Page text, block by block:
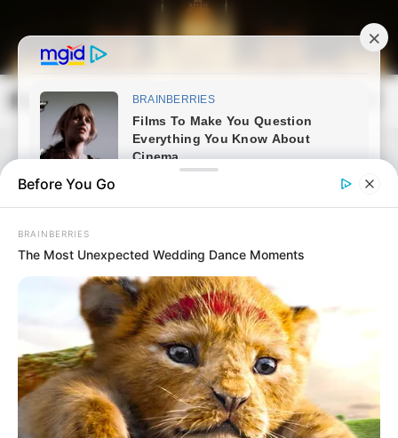
content
Magyarország Kincsei
Before You Go
BRAINBERRIES
The Most Unexpected Wedding Dance Moments